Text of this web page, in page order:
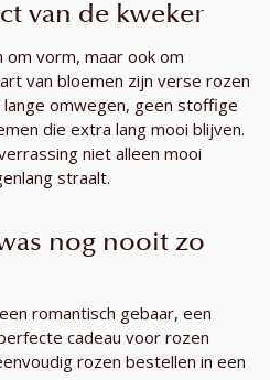
van de kweker
om vorm, maar ook om
van bloemen zijn verse rozen
omwegen, geen stoffige
die extra lang mooi blijven.
niet alleen mooi
straalt.
nog nooit zo
romantisch gebaar, een
cadeau voor rozen
rozen bestellen in een